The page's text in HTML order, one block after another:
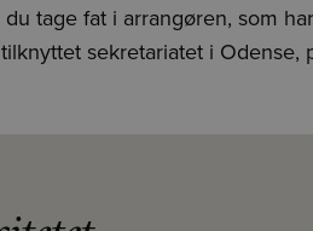
du tage fat i arrangøren, som
sekretariatet i Odense,